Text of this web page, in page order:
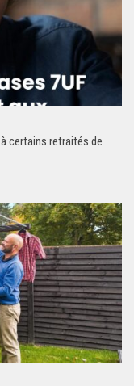
certains retraités de